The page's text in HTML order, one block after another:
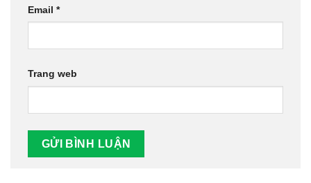
Email *
Trang web